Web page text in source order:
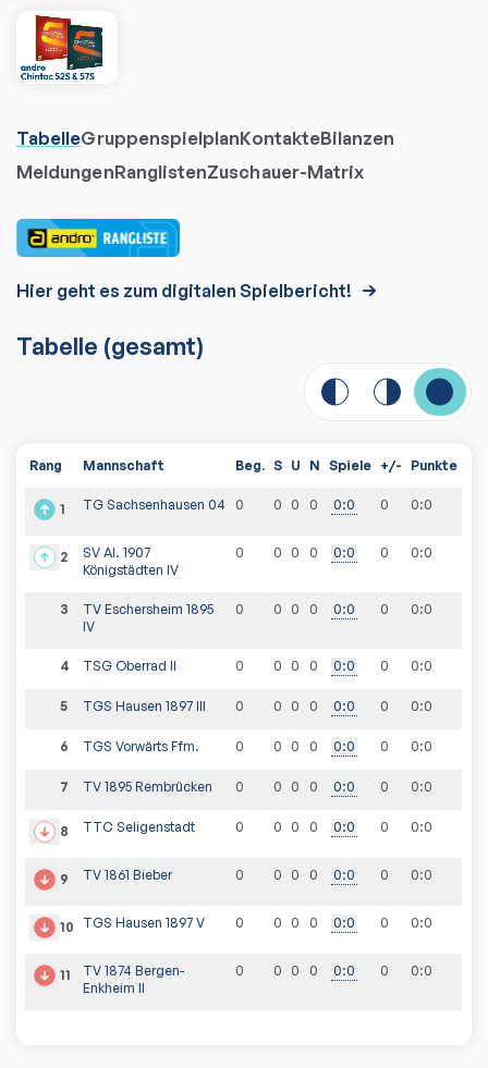
TabelleGruppenspielplanKontakteBilanzen
MeldungenRanglistenZuschauer-Matrix
Hier geht es zum digitalen Spielbericht!
Tabelle (gesamt)
Rang Mannschaft Beg. S U N Spiele +/- Punkte
1 TG Sachsenhausen 04 0 0 0 0 0:0 0 0:0
2
SV Al. 1907
Königstädten IV
0 0 0 0 0:0 0 0:0
3
TV Eschersheim 1895
IV
0 0 0 0 0:0 0 0:0
4 TSG Oberrad II 0 0 0 0 0:0 0 0:0
5 TGS Hausen 1897 III 0 0 0 0 0:0 0 0:0
6 TGS Vorwärts Ffm. 0 0 0 0 0:0 0 0:0
7 TV 1895 Rembrücken 0 0 0 0 0:0 0 0:0
8 TTC Seligenstadt 0 0 0 0 0:0 0 0:0
9 TV 1861 Bieber 0 0 0 0 0:0 0 0:0
10 TGS Hausen 1897 V 0 0 0 0 0:0 0 0:0
11
TV 1874 Bergen-
Enkheim II
0 0 0 0 0:0 0 0:0